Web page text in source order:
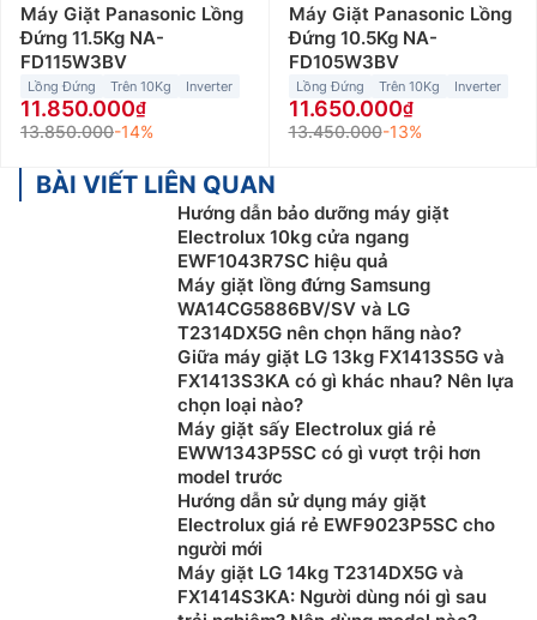
Máy Giặt Panasonic Lồng
Đứng 11.5Kg NA-
FD115W3BV
Lồng Đứng Trên 10Kg Inverter
11.850.000
13.850.000-14%
Máy Giặt Panasonic Lồng
Đứng 10.5Kg NA-
FD105W3BV
Lồng Đứng Trên 10Kg Inverter
11.650.000
13.450.000-13%
BÀI VIẾT LIÊN QUAN
Hướng dẫn bảo dưỡng máy giặt
Electrolux 10kg cửa ngang
EWF1043R7SC hiệu quả
Máy giặt lồng đứng Samsung
WA14CG5886BV/SV và LG
T2314DX5G nên chọn hãng nào?
Giữa máy giặt LG 13kg FX1413S5G và
FX1413S3KA có gì khác nhau? Nên lựa
chọn loại nào?
Máy giặt sấy Electrolux giá rẻ
EWW1343P5SC có gì vượt trội hơn
model trước
Hướng dẫn sử dụng máy giặt
Electrolux giá rẻ EWF9023P5SC cho
người mới
Máy giặt LG 14kg T2314DX5G và
FX1414S3KA: Người dùng nói gì sau